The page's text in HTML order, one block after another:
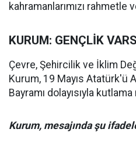
kahramanlarımızı
KURUM: GENÇLİK
Çevre, Şehircilik ve İklim
Kurum, 19 Mayıs Atatürk'ü
Bayramı dolayısıyla kutlama
Kurum, mesajında şu